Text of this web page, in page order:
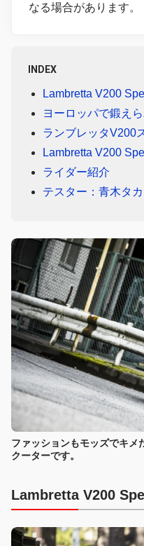
なる場合があります。
INDEX
Lambretta V200
ヨーロッパで鍛え
ランブレッタV200
Lambretta V200
ライダー紹介
テスター：青木タ
ファッションもモッズでキメ
クーターです。
Lambretta V200